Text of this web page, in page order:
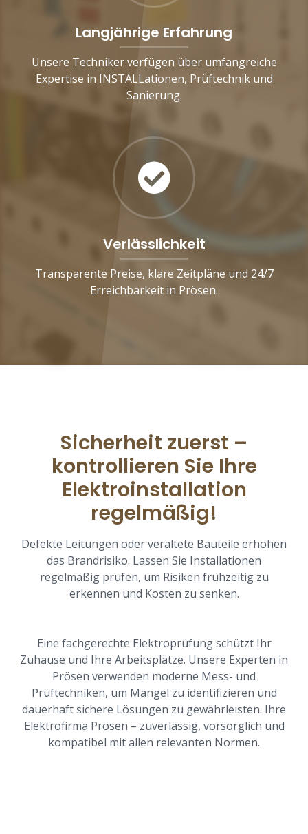
Langjährige Erfahrung
Unsere Techniker verfügen über umfangreiche
Expertise in INSTALLationen, Prüftechnik und
Sanierung.
Verlässlichkeit
Transparente Preise, klare Zeitpläne und 24/7
Erreichbarkeit in Prösen.
Sicherheit zuerst –
kontrollieren Sie Ihre
Elektroinstallation
regelmäßig!
Defekte Leitungen oder veraltete Bauteile erhöhen
das Brandrisiko. Lassen Sie Installationen
regelmäßig prüfen, um Risiken frühzeitig zu
erkennen und Kosten zu senken.
Eine fachgerechte Elektroprüfung schützt Ihr
Zuhause und Ihre Arbeitsplätze. Unsere Experten in
Prösen verwenden moderne Mess- und
Prüftechniken, um Mängel zu identifizieren und
dauerhaft sichere Lösungen zu gewährleisten. Ihre
Elektrofirma Prösen – zuverlässig, vorsorglich und
kompatibel mit allen relevanten Normen.